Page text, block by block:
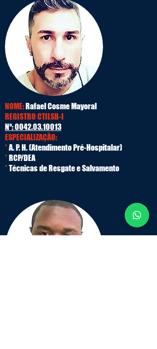
NOME:Rafael Cosme Mayoral
REGISTRO CTILSB-I
Nº:0042.03.10013
ESPECIALIZAÇÃO:
* A. P. H. (Atendimento Pré-Hospitalar)
* RCP/DEA
* Técnicas de Resgate e Salvamento